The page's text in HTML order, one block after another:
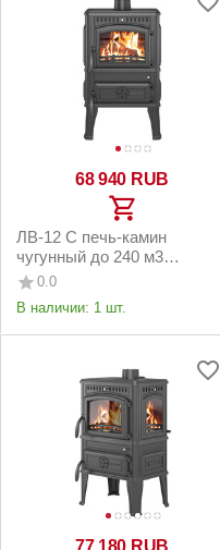
68 940 RUB
ЛВ-12 С печь-камин
чугунный до 240 м3
антрацит
0.0
В наличии: 1 шт.